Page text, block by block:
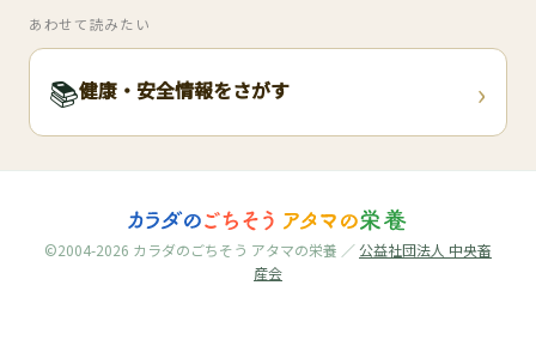
あわせて読みたい
📚健康・安全情報をさがす ›
©2004-2026 カラダのごちそう アタマの栄養 ／公益社団法人 中央畜
産会